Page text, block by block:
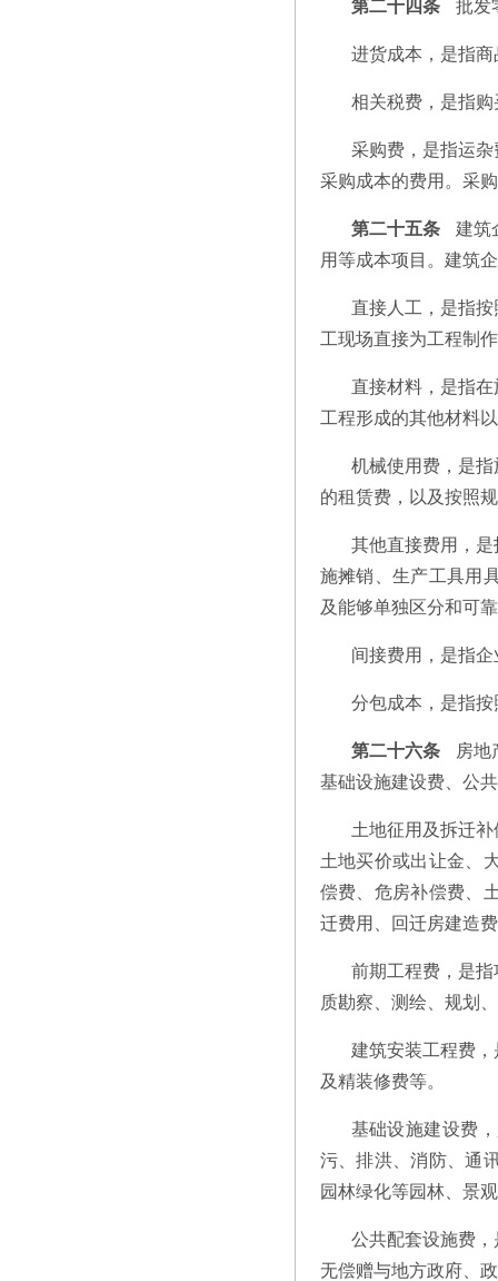
第二十四条 批发
进货成本，是指
相关税费，是指
采购费，是指运
采购成本的费用。采
第二十五条
建筑
用等成本项目。建筑
直接人工，是指
工现场直接为工程制
直接材料，是指
工程形成的其他材料
机械使用费，是
的租赁费，以及按照
其他直接费用，
施摊销、生产工具用
及能够单独区分和可
间接费用，是指
分包成本，是指
第二十六条
房地
基础设施建设费、公
土地征用及拆迁
土地买价或出让金、
偿费、危房补偿费、
迁费用、回迁房建造
前期工程费，是
质勘察、测绘、规划
建筑安装工程费
及精装修费等。
基础设施建设费
污、排洪、消防、通
园林绿化等园林、景
公共配套设施费
无偿赠与地方政府、